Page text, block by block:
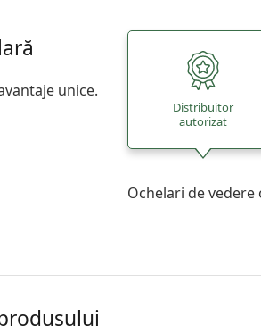
unice.
Distribuitor
autorizat
Ochelari de